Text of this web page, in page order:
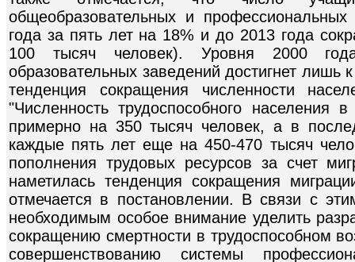
общеобразовательных и
года за пять лет на 18% и до 2013 года
100 тысяч человек). Уровня 2000
образовательных заведений достигнет лишь
тенденция сокращения численности
"Численность трудоспособного населения
примерно на 350 тысяч человек, а в
каждые пять лет еще на 450-470 тысяч
пополнения трудовых ресурсов за счет
наметилась тенденция сокращения
отмечается в постановлении. В связи с
необходимым особое внимание уделить
сокращению смертности в трудоспособном
совершенствованию системы